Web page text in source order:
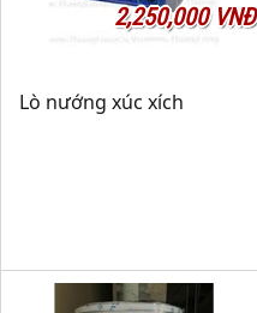
2,250,000 VNĐ
Lò nướng xúc xích